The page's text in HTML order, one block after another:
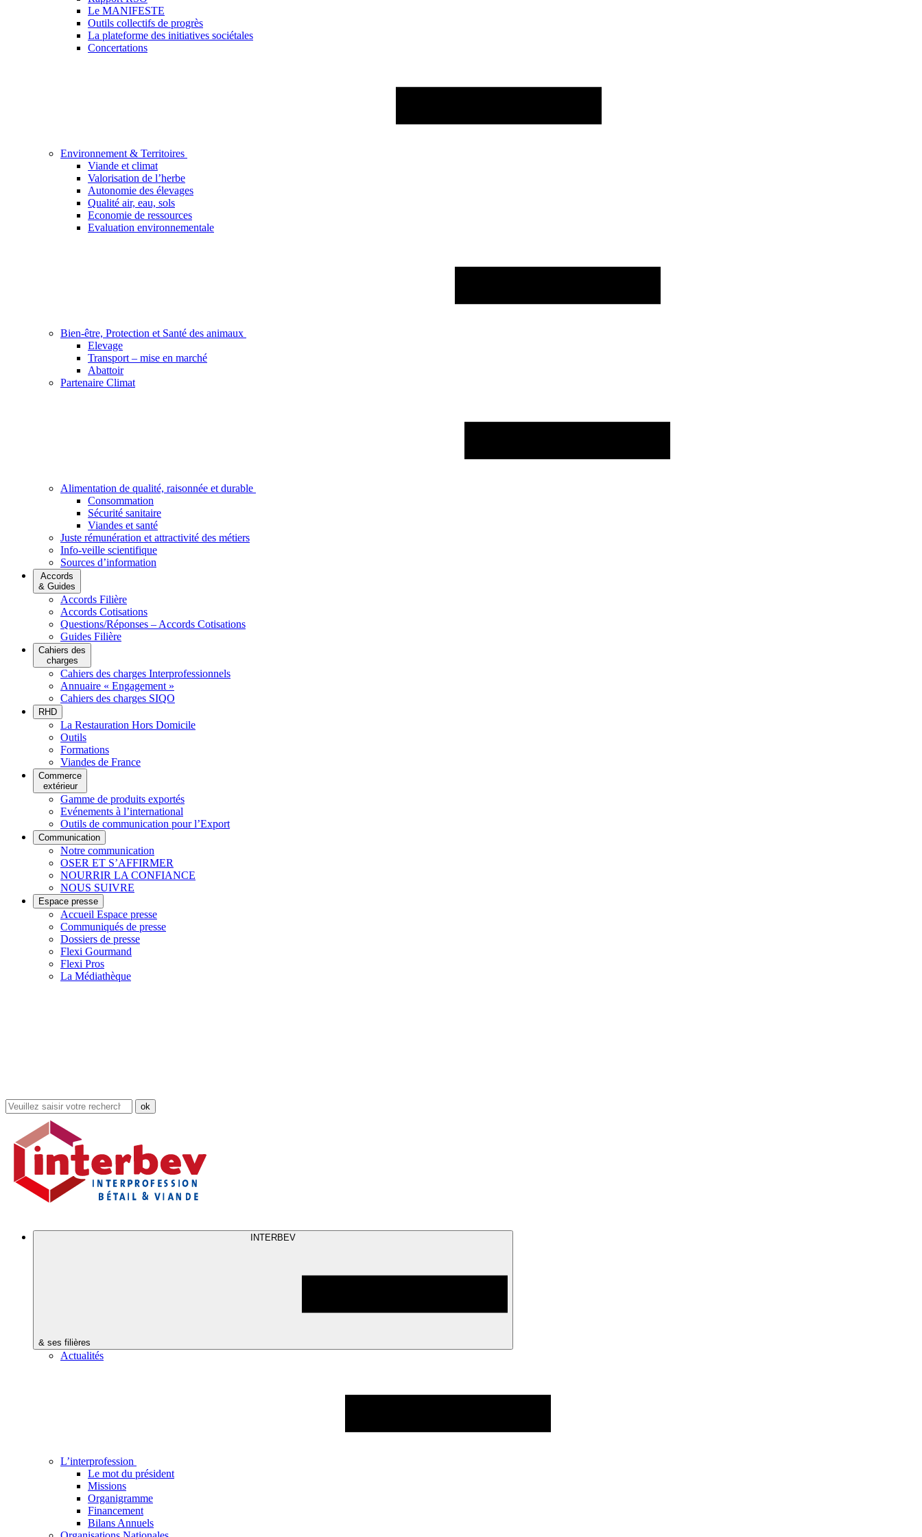
Le MANIFESTE
Outils collectifs de progrès
La plateforme des initiatives sociétales
Concertations
Environnement & Territoires
Viande et climat
Valorisation de l’herbe
Autonomie des élevages
Qualité air, eau, sols
Economie de ressources
Evaluation environnementale
Bien-être, Protection et Santé des animaux
Elevage
Transport – mise en marché
Abattoir
Partenaire Climat
Alimentation de qualité, raisonnée et durable
Consommation
Sécurité sanitaire
Viandes et santé
Juste rémunération et attractivité des métiers
Info-veille scientifique
Sources d’information
Accords
& Guides
Accords Filière
Accords Cotisations
Questions/Réponses – Accords Cotisations
Guides Filière
Cahiers des
charges
Cahiers des charges Interprofessionnels
Annuaire « Engagement »
Cahiers des charges SIQO
RHD
La Restauration Hors Domicile
Outils
Formations
Viandes de France
Commerce
extérieur
Gamme de produits exportés
Evénements à l’international
Outils de communication pour l’Export
Communication
Notre communication
OSER ET S’AFFIRMER
NOURRIR LA CONFIANCE
NOUS SUIVRE
Espace presse
Accueil Espace presse
Communiqués de presse
Dossiers de presse
Flexi Gourmand
Flexi Pros
La Médiathèque
Rechercher
dans
site
INTERBEV
& ses filières
Actualités
L’interprofession
Le mot du président
Missions
Organigramme
Financement
Bilans Annuels